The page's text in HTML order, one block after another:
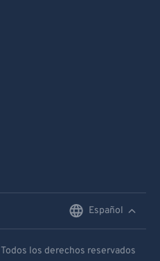
Español
los derechos reservados